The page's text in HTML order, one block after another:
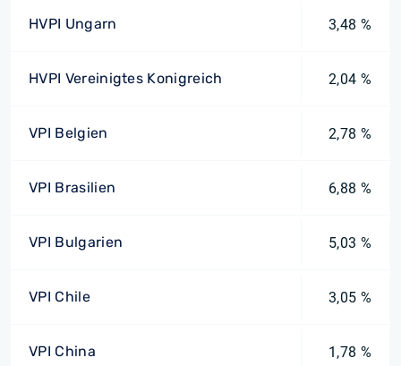
HVPI Ungarn 3,48 %
HVPI Vereinigtes Konigreich 2,04 %
VPI Belgien 2,78 %
VPI Brasilien 6,88 %
VPI Bulgarien 5,03 %
VPI Chile 3,05 %
VPI China 1,78 %